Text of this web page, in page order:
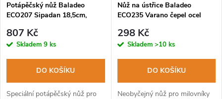
Potápěčský nůž Baladeo
ECO207 Sipadan 18,5cm,
nerezová ocel
807 Kč
Skladem 9 ks
DO KOŠÍKU
Speciální potápěčský nůž pro
Nůž na ústřice Baladeo
ECO235 Varano čepel ocel
298 Kč
Skladem >10 ks
DO KOŠÍKU
Neobyčejný nůž pro milovníky